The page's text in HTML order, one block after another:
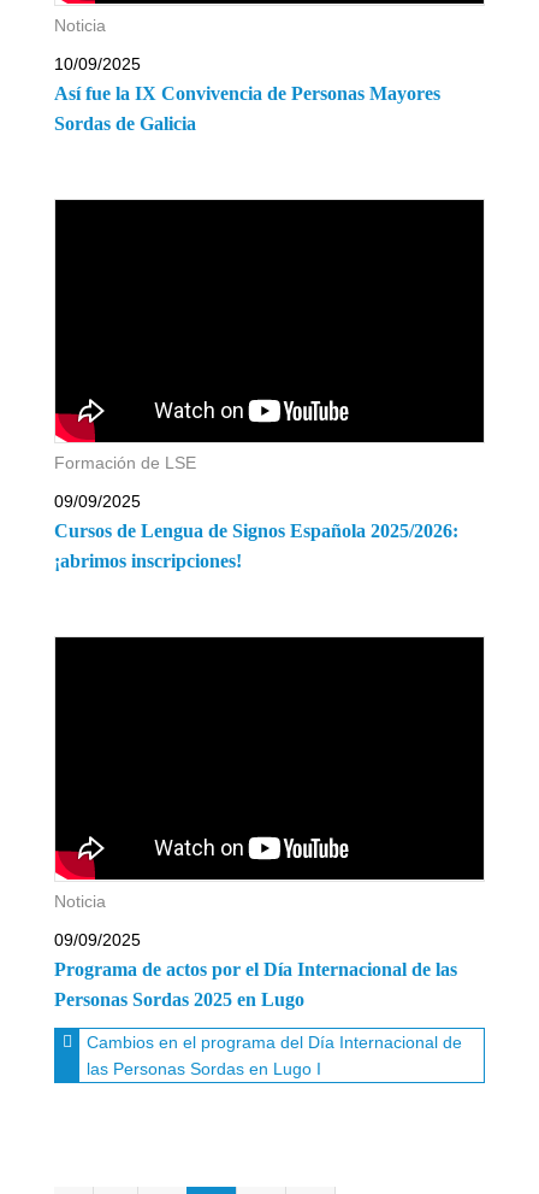
Noticia
10/09/2025
Así fue la IX Convivencia de Personas Mayores
Sordas de Galicia
Formación de LSE
09/09/2025
Cursos de Lengua de Signos Española 2025/2026:
¡abrimos inscripciones!
Noticia
09/09/2025
Programa de actos por el Día Internacional de las
Personas Sordas 2025 en Lugo
Cambios en el programa del Día Internacional de
las Personas Sordas en Lugo I